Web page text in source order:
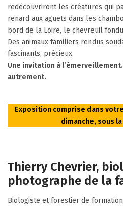
redécouvriront les créatures qui
renard aux aguets dans les
bord de la Loire, le chevreuil
Des animaux familiers rendus
fascinants, précieux.
Une invitation à
autrement.
Exposition comprise dans
dimanche, sous
Thierry Chevrier,
photographe de la
Biologiste et forestier de